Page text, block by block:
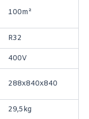
100m²
R32
400V
288x840x840
29,5kg